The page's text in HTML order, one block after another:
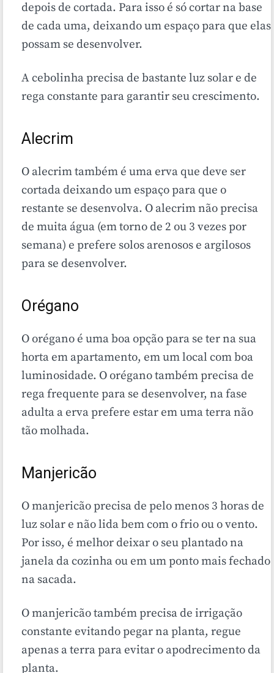
depois de cortada. Para isso é só cortar na base
de cada uma, deixando um espaço para que elas
possam se desenvolver.
A cebolinha precisa de bastante luz solar e de
rega constante para garantir seu crescimento.
Alecrim
O alecrim também é uma erva que deve ser
cortada deixando um espaço para que o
restante se desenvolva. O alecrim não precisa
de muita água (em torno de 2 ou 3 vezes por
semana) e prefere solos arenosos e argilosos
para se desenvolver.
Orégano
O orégano é uma boa opção para se ter na sua
horta em apartamento, em um local com boa
luminosidade. O orégano também precisa de
rega frequente para se desenvolver, na fase
adulta a erva prefere estar em uma terra não
tão molhada.
Manjericão
O manjericão precisa de pelo menos 3 horas de
luz solar e não lida bem com o frio ou o vento.
Por isso, é melhor deixar o seu plantado na
janela da cozinha ou em um ponto mais fechado
na sacada.
O manjericão também precisa de irrigação
constante evitando pegar na planta, regue
apenas a terra para evitar o apodrecimento da
planta.